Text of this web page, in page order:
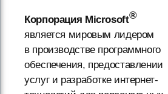
Корпорация Microsoft®
является мировым лидером
в производстве программного
обеспечения, предоставлении
услуг и разработке интернет-